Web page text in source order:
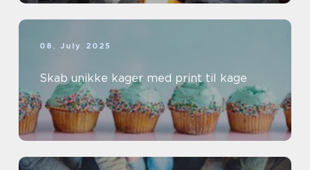
08. July 2025
Skab unikke kager med print til kage